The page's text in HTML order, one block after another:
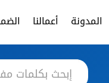
المدونة أعمالنا